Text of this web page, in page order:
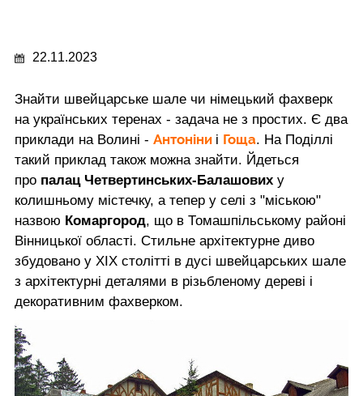
22.11.2023
Знайти швейцарське шале чи німецький фахверк
на українських теренах - задача не з простих. Є два
приклади на Волині - Антоніни і Гоща. На Поділлі
такий приклад також можна знайти. Йдеться
про палац Четвертинських-Балашових у
колишньому містечку, а тепер у селі з "міською"
назвою Комаргород, що в Томашпільському районі
Вінницької області. Стильне архітектурне диво
збудовано у ХІХ столітті в дусі швейцарських шале
з архітектурні деталями в різьбленому дереві і
декоративним фахверком.